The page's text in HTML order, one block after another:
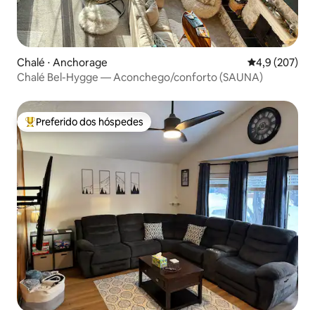
Chalé ⋅ Anchorage 4,9 de uma
4,9 (207)
Chalé Bel-Hygge — Aconchego/conforto (SAUNA)
Entre os melhores preferidos dos hóspedes
Preferido dos hóspedes